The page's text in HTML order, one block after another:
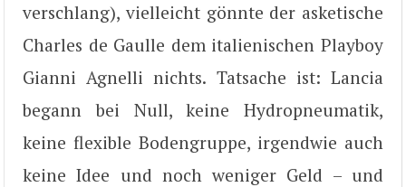
verschlang), vielleicht gönnte der asketische
Charles de Gaulle dem italienischen Playboy
Gianni Agnelli nichts. Tatsache ist: Lancia
begann bei Null, keine Hydropneumatik,
keine flexible Bodengruppe, irgendwie auch
keine Idee und noch weniger Geld – und